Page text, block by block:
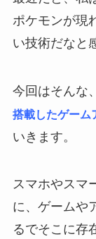
ポケモンが現
い技術だなと
今回はそんな、
搭載したゲーム
いきます。
スマホやスマ
に、ゲームや
るでそこに存